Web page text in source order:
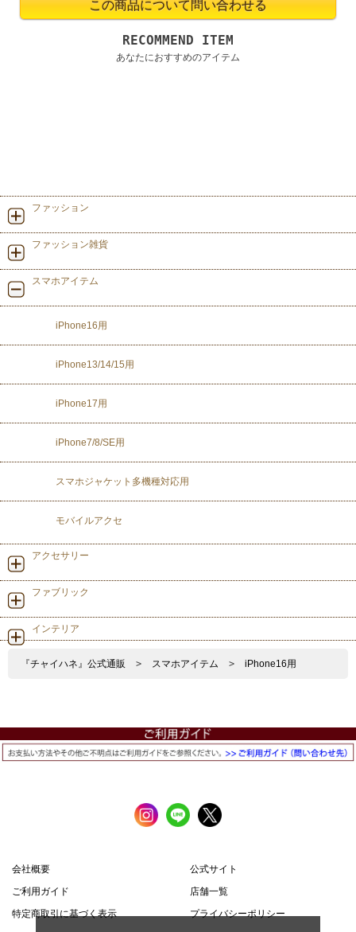
RECOMMEND ITEM
あなたにおすすめのアイテム
ファッション
ファッション雑貨
スマホアイテム
iPhone16用
iPhone13/14/15用
iPhone17用
iPhone7/8/SE用
スマホジャケット多機種対応用
モバイルアクセ
アクセサリー
ファブリック
インテリア
『チャイハネ』公式通販 > スマホアイテム > iPhone16用
会社概要
公式サイト
ご利用ガイド
店舗一覧
特定商取引に基づく表示
プライバシーポリシー